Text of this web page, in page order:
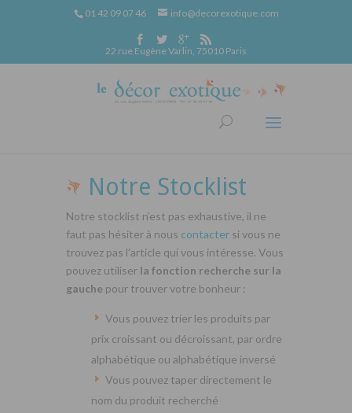
01 42 09 07 46 info@decorexotique.com
22 rue Eugène Varlin, 75010 Paris
Notre Stocklist
Notre stocklist n’est pas exhaustive, il ne
faut pas hésiter à nous contacter si vous ne
trouvez pas l’article qui vous intéresse. Vous
pouvez utiliser la fonction recherche sur la
gauche pour trouver votre bonheur :
Vous pouvez trier les produits par
prix croissant ou décroissant, par ordre
alphabétique ou alphabétique inversé
Vous pouvez taper directement le
nom du produit recherché